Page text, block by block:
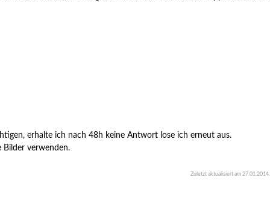
erhalte ich nach 48h keine Antwort lose ich erneut aus.
Bilder verwenden.
Zuletzt aktualisiert am 27.01.2014.